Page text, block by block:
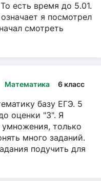
есть время до 5.01.
я посмотрел
смотреть
Математика 6 класс
базу ЕГЭ. 5
оценки "3". Я
только
много заданий.
подучить для